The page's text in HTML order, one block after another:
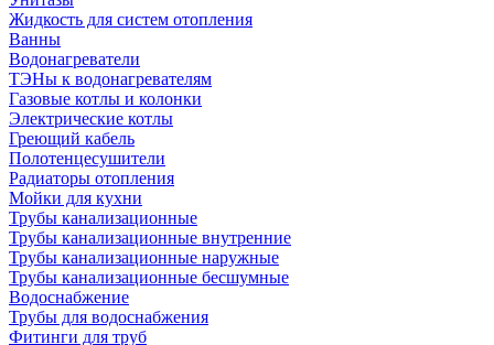
Жидкость для систем отопления
Ванны
Водонагреватели
ТЭНы к водонагревателям
Газовые котлы и колонки
Электрические котлы
Греющий кабель
Полотенцесушители
Радиаторы отопления
Мойки для кухни
Трубы канализационные
Трубы канализационные внутренние
Трубы канализационные наружные
Трубы канализационные бесшумные
Водоснабжение
Трубы для водоснабжения
Фитинги для труб